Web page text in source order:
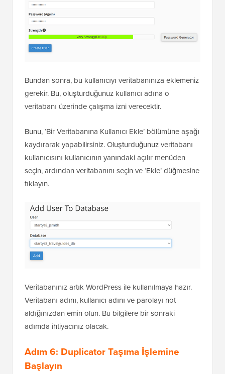
Bundan sonra, bu kullanıcıyı veritabanınıza eklemeniz
gerekir. Bu, oluşturduğunuz kullanıcı adına o
veritabanı üzerinde çalışma izni verecektir.
Bunu, ‘Bir Veritabanına Kullanıcı Ekle’ bölümüne aşağı
kaydırarak yapabilirsiniz. Oluşturduğunuz veritabanı
kullanıcısını kullanıcının yanındaki açılır menüden
seçin, ardından veritabanını seçin ve ‘Ekle’ düğmesine
tıklayın.
Veritabanınız artık WordPress ile kullanılmaya hazır.
Veritabanı adını, kullanıcı adını ve parolayı not
aldığınızdan emin olun. Bu bilgilere bir sonraki
adımda ihtiyacınız olacak.
Adım 6: Duplicator Taşıma İşlemine
Başlayın